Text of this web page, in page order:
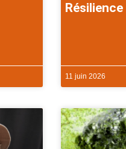
Résilience
11 juin 2026